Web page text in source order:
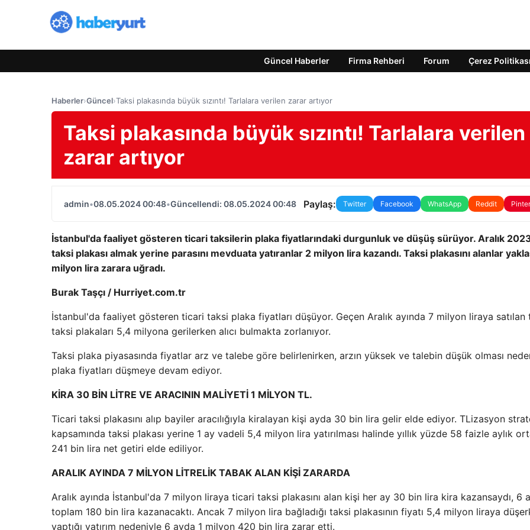
Güncel Haberler Firma Rehberi Forum Çerez Politikası
Haberler›Güncel›Taksi plakasında büyük sızıntı! Tarlalara verilen zarar artıyor
Taksi plakasında büyük sızıntı! Tarlalara verilen
zarar artıyor
admin•08.05.2024 00:48•Güncellendi: 08.05.2024 00:48 Paylaş: Twitter Facebook WhatsApp Reddit
İstanbul'da faaliyet gösteren ticari taksilerin plaka fiyatlarındaki durgunluk ve düşüş sürüyor. Aralık
taksi plakası almak yerine parasını mevduata yatıranlar 2 milyon lira kazandı. Taksi plakasını alanlar
milyon lira zarara uğradı.
Burak Taşçı / Hurriyet.com.tr
İstanbul'da faaliyet gösteren ticari taksi plaka fiyatları düşüyor. Geçen Aralık ayında 7 milyon liraya satılan
taksi plakaları 5,4 milyona gerilerken alıcı bulmakta zorlanıyor.
Taksi plaka piyasasında fiyatlar arz ve talebe göre belirlenirken, arzın yüksek ve talebin düşük olması
plaka fiyatları düşmeye devam ediyor.
KİRA 30 BİN LİTRE VE ARACININ MALİYETİ 1 MİLYON TL.
Ticari taksi plakasını alıp bayiler aracılığıyla kiralayan kişi ayda 30 bin lira gelir elde ediyor. TLizasyon
kapsamında taksi plakası yerine 1 ay vadeli 5,4 milyon lira yatırılması halinde yıllık yüzde 58 faizle aylık
241 bin lira net getiri elde ediliyor.
ARALIK AYINDA 7 MİLYON LİTRELİK TABAK ALAN KİŞİ ZARARDA
Aralık ayında İstanbul'da 7 milyon liraya ticari taksi plakasını alan kişi her ay 30 bin lira kira kazansaydı, 6
toplam 180 bin lira kazanacaktı. Ancak 7 milyon lira bağladığı taksi plakasının fiyatı 5,4 milyon liraya
yaptığı yatırım nedeniyle 6 ayda 1 milyon 420 bin lira zarar etti.